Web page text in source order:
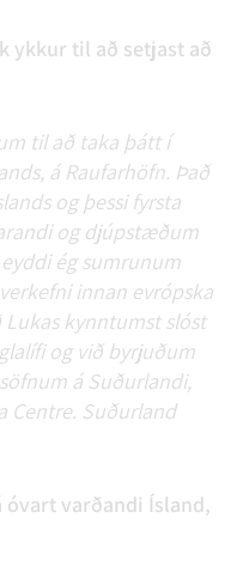
ykkur til að setjast að
til að taka þátt í
á Raufarhöfn. Það
og þessi fyrsta
og djúpstæðum
ég sumrunum
innan evrópska
Lukas kynntumst slóst
og við byrjuðum
á Suðurlandi,
Centre. Suðurland
óvart varðandi Ísland,